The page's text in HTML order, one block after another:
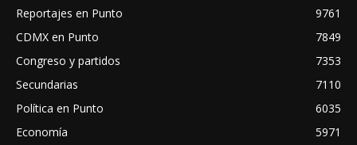
Reportajes en Punto
9761
CDMX en Punto
7849
Congreso y partidos
7353
Secundarias
7110
Política en Punto
6035
Economía
5971